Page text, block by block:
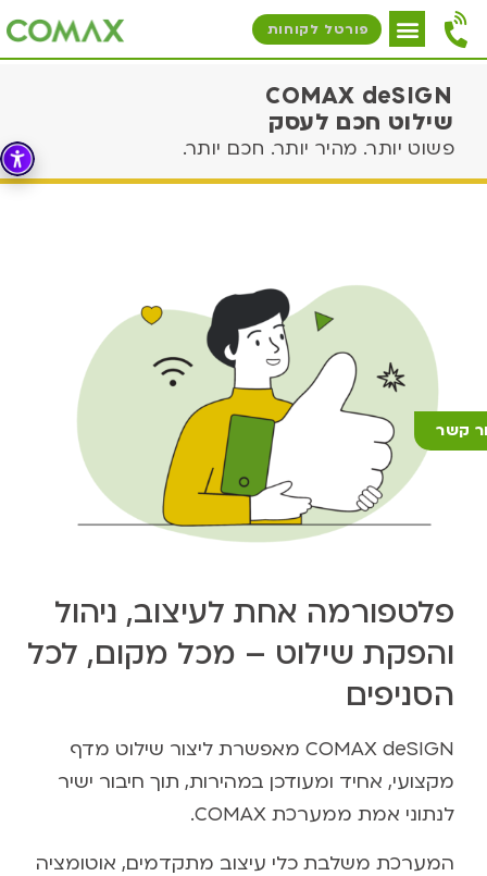
פורטל לקוחות
קשר
COMAX deSIGN
שילוט חכם לעסק
פשוט יותר. מהיר יותר. חכם יותר.
פלטפורמה אחת לעיצוב, ניהול
והפקת שילוט – מכל מקום, לכל
הסניפים
COMAX deSIGN מאפשרת ליצור שילוט מדף
מקצועי, אחיד ומעודכן במהירות, תוך חיבור ישיר
לנתוני אמת ממערכת COMAX.
המערכת משלבת כלי עיצוב מתקדמים, אוטומציה